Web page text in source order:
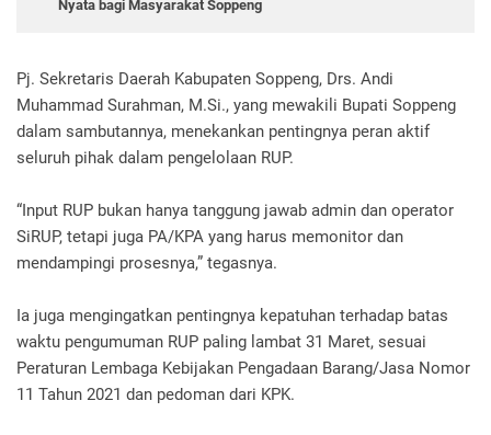
Nyata bagi Masyarakat Soppeng
Pj. Sekretaris Daerah Kabupaten Soppeng, Drs. Andi
Muhammad Surahman, M.Si., yang mewakili Bupati Soppeng
dalam sambutannya, menekankan pentingnya peran aktif
seluruh pihak dalam pengelolaan RUP.
“Input RUP bukan hanya tanggung jawab admin dan operator
SiRUP, tetapi juga PA/KPA yang harus memonitor dan
mendampingi prosesnya,” tegasnya.
Ia juga mengingatkan pentingnya kepatuhan terhadap batas
waktu pengumuman RUP paling lambat 31 Maret, sesuai
Peraturan Lembaga Kebijakan Pengadaan Barang/Jasa Nomor
11 Tahun 2021 dan pedoman dari KPK.